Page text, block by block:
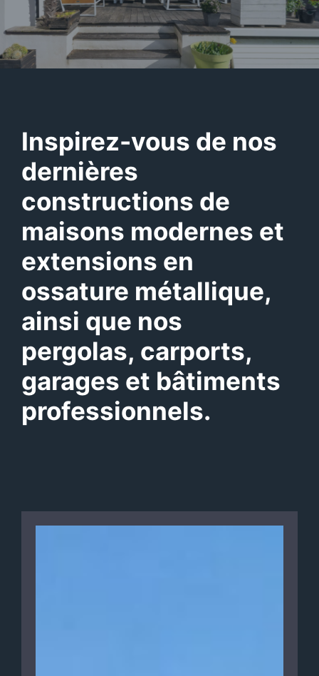
Inspirez-vous de nos
dernières
constructions de
maisons modernes et
extensions en
ossature métallique,
ainsi que nos
pergolas, carports,
garages et bâtiments
professionnels.